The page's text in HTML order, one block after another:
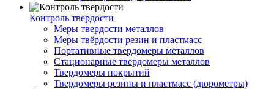
Контроль твердости
Меры твердости металлов
Меры твёрдости резин и пластмасс
Портативные твердомеры металлов
Стационарные твердомеры металлов
Твердомеры покрытий
Твердомеры резины и пластмасс (дюрометры)